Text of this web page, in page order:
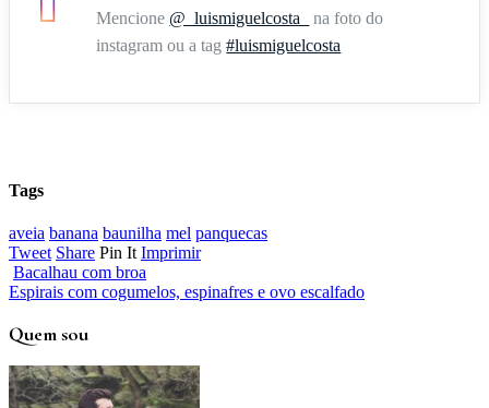
Mencione @_luismiguelcosta_
na foto do
instagram ou a tag#luismiguelcosta
Tags
aveia banana baunilha mel panquecas
Tweet Share Pin It Imprimir
Bacalhau com broa
Espirais com cogumelos, espinafres e ovo escalfado
Quem sou